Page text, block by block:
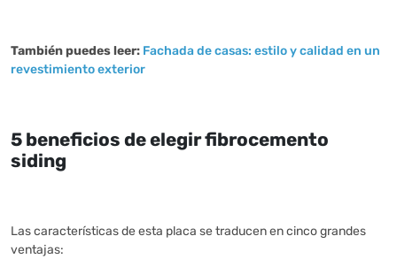
También puedes leer: Fachada de casas: estilo y calidad en un
revestimiento exterior
5 beneficios de elegir fibrocemento
siding
Las características de esta placa se traducen en cinco grandes
ventajas: